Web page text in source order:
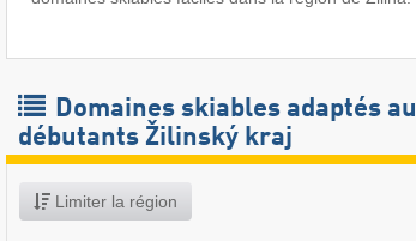
Domaines skiables adaptés
débutants Žilinský kraj
Limiter la région